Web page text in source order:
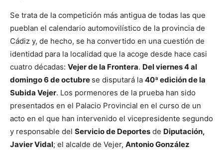
Se trata de la competición más antigua de todas las que
pueblan el calendario automovilístico de la provincia de
Cádiz y, de hecho, se ha convertido en una cuestión de
identidad para la localidad que la acoge desde hace casi
cuatro décadas: Vejer de la Frontera. Del viernes 4 al
domingo 6 de octubre se disputará la 40ª edición de la
Subida Vejer. Los pormenores de la prueba han sido
presentados en el Palacio Provincial en el curso de un
acto en el que han intervenido el vicepresidente segundo
y responsable del Servicio de Deportes de Diputación,
Javier Vidal; el alcalde de Vejer, Antonio González